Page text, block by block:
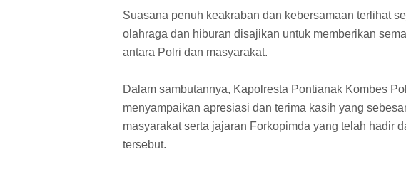
Suasana penuh keakraban dan kebersamaan terlihat
olahraga dan hiburan disajikan untuk memberikan
antara Polri dan masyarakat.
Dalam sambutannya, Kapolresta Pontianak Kombes
menyampaikan apresiasi dan terima kasih yang
masyarakat serta jajaran Forkopimda yang telah hadir
tersebut.